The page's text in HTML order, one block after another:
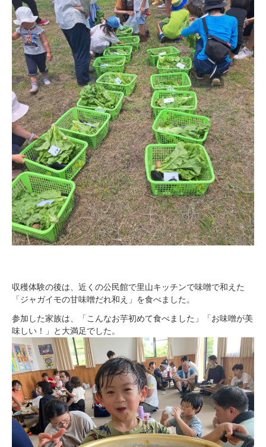
収穫体験の後は、近くの公民館で里山キッチンで味噌で和えた
「ジャガイモの甘味噌だれ和え」を食べました。
参加した家族は、「こんなお芋初めて食べました」「お味噌が美
味しい！」と大満足でした。